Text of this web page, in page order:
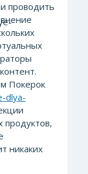
проводить
Покерок
dlya-
продуктов,
никаких